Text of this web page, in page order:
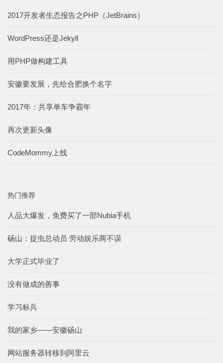
2017开发者生态报告之PHP（JetBrains）
WordPress还是Jekyll
用PHP做构建工具
安徽要发展，先给合肥换个名字
2017年：共享单车争霸年
再次更新头像
CodeMommy上线
热门推荐
人品大爆发，免费买了一部Nubia手机
砀山：捉虫总动员 劳动娱乐两不误
大学正式毕业了
没有做成的善事
学习标兵
我的家乡——安徽砀山
网站服务器转移到阿里云